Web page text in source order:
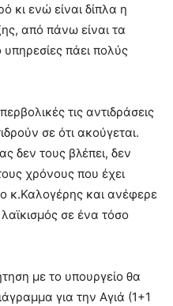
κι ενώ είναι δίπλα η
από πάνω είναι τα
πάει πολύς
τις αντιδράσεις
σε ότι ακούγεται.
δεν τους βλέπει, δεν
χρόνους που έχει
ο κ.Καλογέρης και ανέφερε
σε ένα τόσο
με το υπουργείο θα
για την Αγιά (1+1